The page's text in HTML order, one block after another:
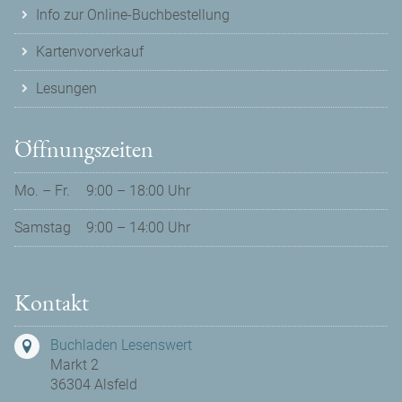
Info zur Online-Buchbestellung
Kartenvorverkauf
Lesungen
Öffnungszeiten
Mo. – Fr. 9:00 – 18:00 Uhr
Samstag 9:00 – 14:00 Uhr
Kontakt
Buchladen Lesenswert
Markt 2
36304 Alsfeld